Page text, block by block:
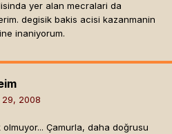
yer alan mecralari da
degisik bakis acisi kazanmanin
inaniyorum.
2008
olmuyor... Çamurla, daha doğrusu